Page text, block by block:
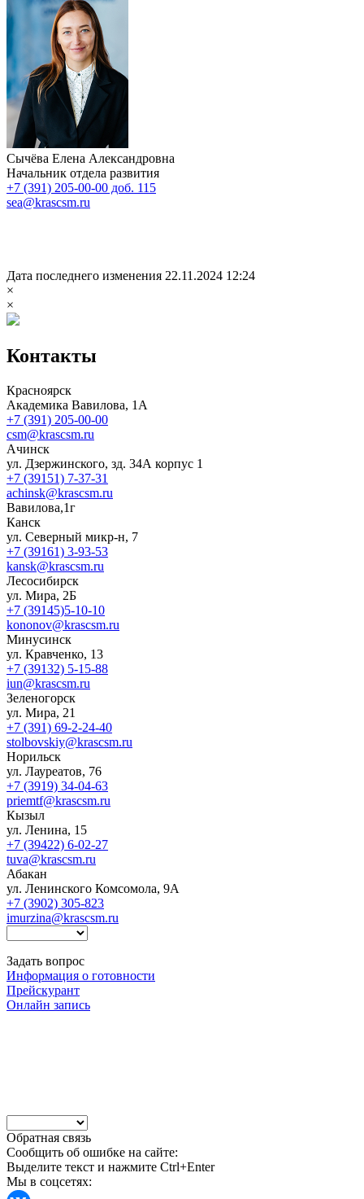
Сычёва Елена Александровна
Начальник отдела развития
+7 (391) 205-00-00 доб. 115
sea@krascsm.ru
Дата последнего изменения 22.11.2024 12:24
×
×
Контакты
Красноярск
Академика Вавилова, 1А
+7 (391) 205-00-00
csm@krascsm.ru
Ачинск
ул. Дзержинского, зд. 34А корпус 1
+7 (39151) 7-37-31
achinsk@krascsm.ru
Вавилова,1г
Канск
ул. Северный микр-н, 7
+7 (39161) 3-93-53
kansk@krascsm.ru
Лесосибирск
ул. Мира, 2Б
+7 (39145)5-10-10
kononov@krascsm.ru
Минусинск
ул. Кравченко, 13
+7 (39132) 5-15-88
iun@krascsm.ru
Зеленогорск
ул. Мира, 21
+7 (391) 69-2-24-40
stolbovskiy@krascsm.ru
Норильск
ул. Лауреатов, 76
+7 (3919) 34-04-63
priemtf@krascsm.ru
Кызыл
ул. Ленина, 15
+7 (39422) 6-02-27
tuva@krascsm.ru
Абакан
ул. Ленинского Комсомола, 9А
+7 (3902) 305-823
imurzina@krascsm.ru
Задать вопрос
Информация о готовности
Прейскурант
Онлайн запись
Обратная связь
Сообщить об ошибке на сайте:
Выделите текст и нажмите Ctrl+Enter
Мы в соцсетях: